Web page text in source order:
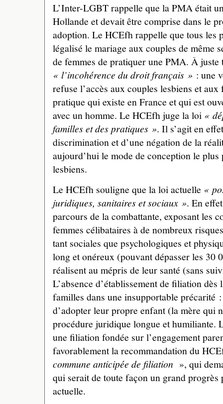
L’Inter-LGBT rappelle que la PMA était
Hollande et devait être comprise dans le
adoption. Le HCEfh rappelle que tous les
légalisé le mariage aux couples de même
de femmes de pratiquer une PMA. À
« l’incohérence du droit français » : une
refuse l’accès aux couples lesbiens et
pratique qui existe en France et qui est
avec un homme. Le HCEfh juge la loi «
familles et des pratiques ». Il s’agit en
discrimination et d’une négation de la
aujourd’hui le mode de conception le
lesbiens.
Le HCEfh souligne que la loi actuelle «
juridiques, sanitaires et sociaux ». En
parcours de la combattante, exposant les
femmes célibataires à de nombreux
tant sociales que psychologiques et
long et onéreux (pouvant dépasser les 30
réalisent au mépris de leur santé (sans
L’absence d’établissement de filiation dès
familles dans une insupportable précarité
d’adopter leur propre enfant (la mère qui
procédure juridique longue et humiliante.
une filiation fondée sur l’engagement
favorablement la recommandation du
commune anticipée de filiation », qui
qui serait de toute façon un grand
actuelle.